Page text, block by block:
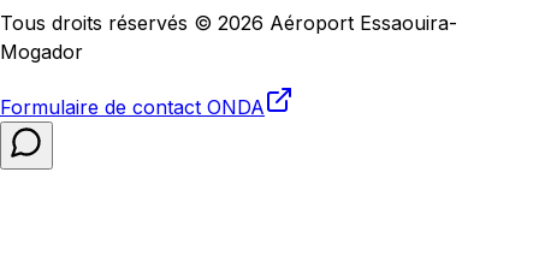
Tous droits réservés © 2026 Aéroport Essaouira-
Mogador
Formulaire de contact ONDA